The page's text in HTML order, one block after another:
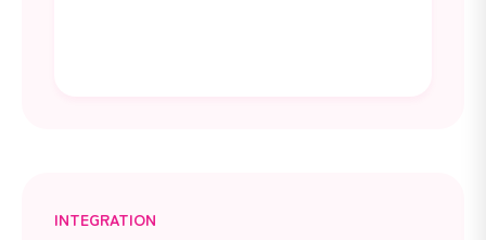
INTEGRATION